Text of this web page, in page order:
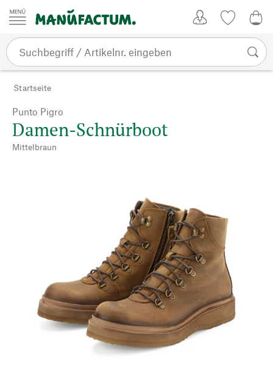
Zum Inhalt springen
Startseite
Punto Pigro
Damen-Schnürboot
Mittelbraun